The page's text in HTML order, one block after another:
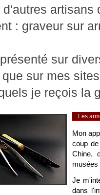
artisans
: graveur sur
sur
sur mes
je reçois la
Les
Mon
coup
Chine,
musées
Je
dans